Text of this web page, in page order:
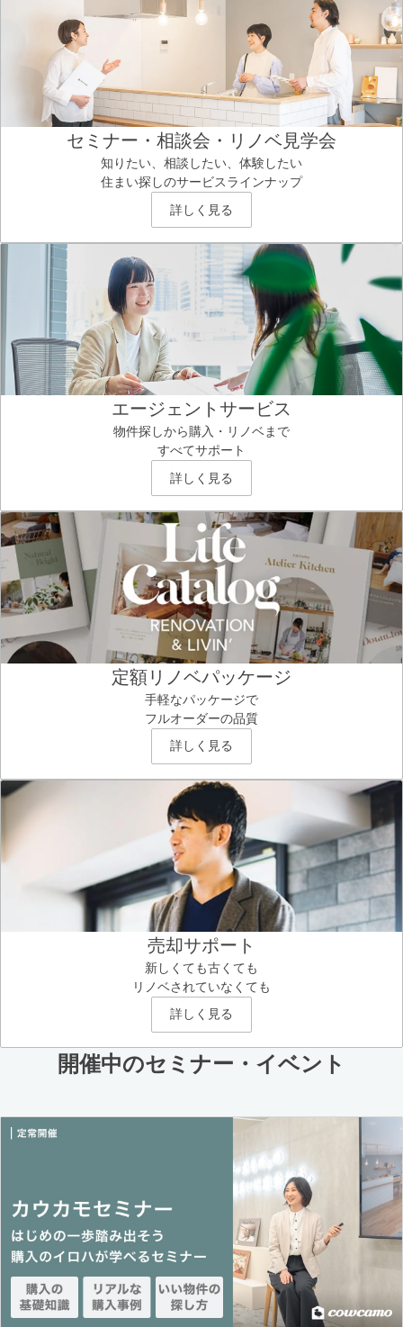
セミナー・相談会・リノベ見学会
知りたい、相談したい、体験したい
住まい探しのサービスラインナップ
詳しく見る
エージェントサービス
物件探しから購入・リノベまで
すべてサポート
詳しく見る
定額リノベパッケージ
手軽なパッケージで
フルオーダーの品質
詳しく見る
売却サポート
新しくても古くても
リノベされていなくても
詳しく見る
開催中のセミナー・イベント